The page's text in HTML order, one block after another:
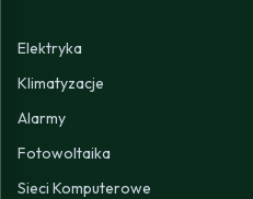
Elektryka
Klimatyzacje
Alarmy
Fotowoltaika
Sieci Komputerowe